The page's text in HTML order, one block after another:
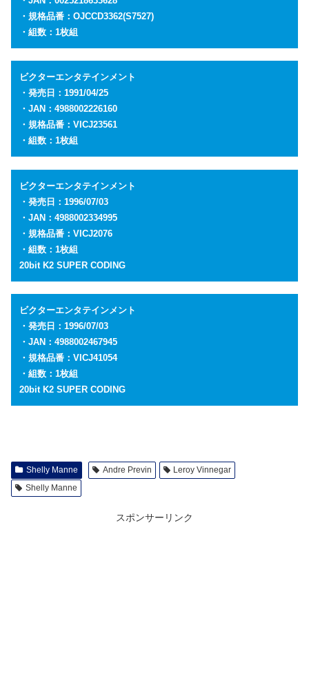
・規格品番： OJCCD3362(S7527)
・組数：1枚組
ビクターエンタテインメント
・発売日：1991/04/25
・JAN：4988002226160
・規格品番：VICJ23561
・組数：1枚組
ビクターエンタテインメント
・発売日：1996/07/03
・JAN：4988002334995
・規格品番：VICJ2076
・組数：1枚組
20bit K2 SUPER CODING
ビクターエンタテインメント
・発売日：1996/07/03
・JAN：4988002467945
・規格品番：VICJ41054
・組数：1枚組
20bit K2 SUPER CODING
Shelly Manne Andre Previn
Leroy Vinnegar
Shelly Manne
スポンサーリンク